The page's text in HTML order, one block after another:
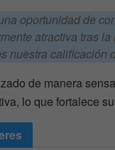
oportunidad de
atractiva tras
nuestra calificación
de manera
lo que fortalece